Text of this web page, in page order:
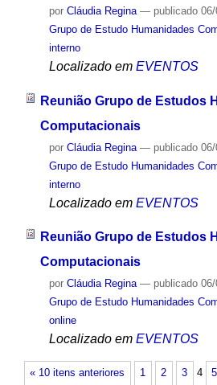
por Cláudia Regina — publicado06/
Grupo de Estudo Humanidades
interno
Localizado em EVENTOS
Reunião Grupo de Estudos
Computacionais
por Cláudia Regina — publicado06/
Grupo de Estudo Humanidades
interno
Localizado em EVENTOS
Reunião Grupo de Estudos
Computacionais
por Cláudia Regina — publicado06/
Grupo de Estudo Humanidades
online
Localizado em EVENTOS
« 10 itens anteriores 1 2 3 4 5